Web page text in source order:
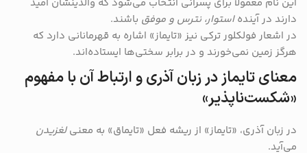
دارند در آیندهاستوار، نترس و موفق باشند.
در اشعار فولکلور ترکی نیز «تایماز» اشاره به قهرمانانی دارد که
هرگز زمین نمی‌خورند و در برابر سختی‌ها ایستاده‌اند.
معنای تایماز در زبان آذری و ارتباط آن با مفهوم
«شکست‌ناپذیر»
در زبان آذری، «تایماز» از ریشه فعل «تایماق» به معنیلغزیدن
می‌آید.